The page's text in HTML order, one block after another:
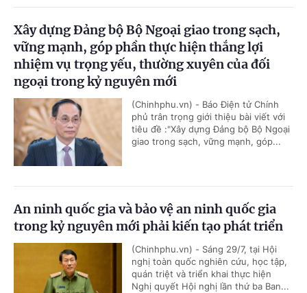
Xây dựng Đảng bộ Bộ Ngoại giao trong sạch,
vững mạnh, góp phần thực hiện thắng lợi
nhiệm vụ trọng yếu, thường xuyên của đối
ngoại trong kỷ nguyên mới
(Chinhphu.vn) - Báo Điện tử Chính
phủ trân trọng giới thiệu bài viết với
tiêu đề :"Xây dựng Đảng bộ Bộ Ngoại
giao trong sạch, vững mạnh, góp...
An ninh quốc gia và bảo vệ an ninh quốc gia
trong kỷ nguyên mới phải kiến tạo phát triển
(Chinhphu.vn) - Sáng 29/7, tại Hội
nghị toàn quốc nghiên cứu, học tập,
quán triệt và triển khai thực hiện
Nghị quyết Hội nghị lần thứ ba Ban...